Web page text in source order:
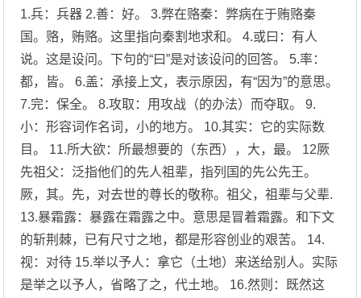
1.兵：兵器 2.善：好。 3.弊在赂秦：弊病在于贿赂秦
国。赂，贿赂。这里指向秦割地求和。 4.或曰：有人
说。这是设问。下句的“曰”是对该设问的回答。 5.率：
都，皆。 6.盖：承接上文，表示原因，有“因为”的意思。
7.完：保全。 8.攻取：用攻战（的办法）而夺取。 9.
小：形容词作名词，小的地方。 10.其实：它的实际数
目。 11.所大欲：所最想要的（东西），大，最。 12厥
先祖父：泛指他们的先人祖辈，指列国的先公先王。
厥，其。先，对去世的尊长的敬称。祖父，祖辈与父辈.
13.暴霜露：暴露在霜露之中。意思是冒着霜露。和下文
的斩荆棘，已有尺寸之地，都是形容创业的艰苦。 14.
视：对待 15.举以予人：拿它（土地）来送给别人。实际
是举之以予人，省略了之，代土地。 16.然则：既然这